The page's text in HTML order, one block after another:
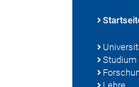
Studium